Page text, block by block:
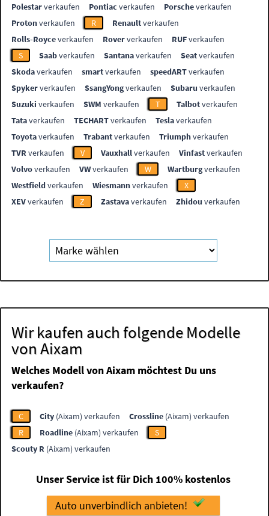
Polestarverkaufen Pontiac verkaufen Porscheverkaufen
Protonverkaufen R Renaultverkaufen
Rolls-Royceverkaufen Roververkaufen RUFverkaufen
S
Saabverkaufen Santanaverkaufen Seatverkaufen
Skodaverkaufen smartverkaufen speedARTverkaufen
Spykerverkaufen SsangYongverkaufen Subaru verkaufen
Suzuki verkaufen SWM verkaufen T Talbotverkaufen
Tataverkaufen TECHARTverkaufen Teslaverkaufen
Toyotaverkaufen Trabantverkaufen Triumphverkaufen
TVR verkaufen V Vauxhallverkaufen Vinfastverkaufen
Volvoverkaufen VWverkaufen W Wartburgverkaufen
Westfieldverkaufen Wiesmannverkaufen
X
XEVverkaufen Z Zastavaverkaufen Zhidou verkaufen
Wir kaufen auch folgende Modelle
von Aixam
Welches Modell von Aixam möchtest Du uns
verkaufen?
C City (Aixam) verkaufen Crossline (Aixam) verkaufen
R
Roadline (Aixam) verkaufen
S
Scouty R (Aixam) verkaufen
Unser Service ist für Dich 100% kostenlos
Auto unverbindlich anbieten!